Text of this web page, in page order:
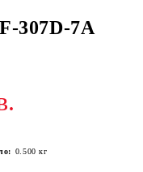
307D-7A
0.500 кг